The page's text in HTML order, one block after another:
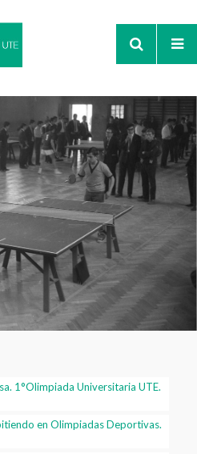
1°Olimpiada Universitaria UTE.
en Olimpiadas Deportivas.